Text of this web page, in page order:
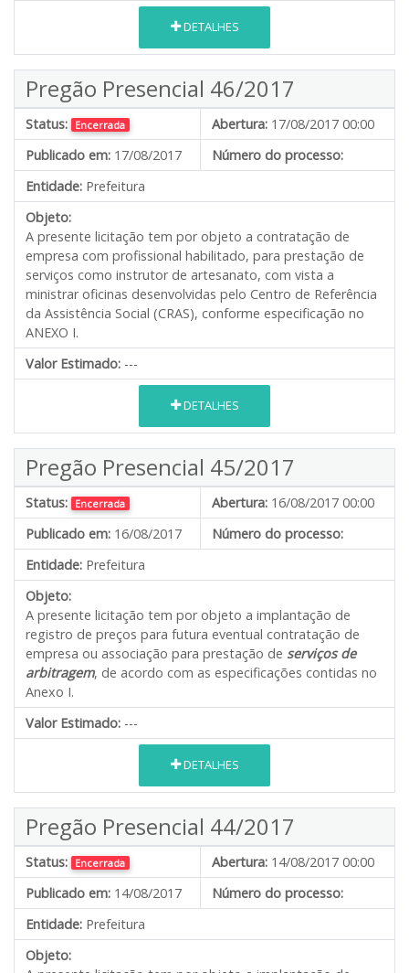
DETALHES
Pregão Presencial 46/2017
Status: Encerrada Abertura: 17/08/2017 00:00
Publicado em: 17/08/2017
Número do processo:
Entidade: Prefeitura
Objeto:
A presente licitação tem por objeto a contratação de
empresa com profissional habilitado, para prestação de
serviços como instrutor de artesanato, com vista a
ministrar oficinas desenvolvidas pelo Centro de Referência
da Assistência Social (CRAS), conforme especificação no
ANEXO I.
Valor Estimado: ---
DETALHES
Pregão Presencial 45/2017
Status: Encerrada Abertura: 16/08/2017 00:00
Publicado em: 16/08/2017
Número do processo:
Entidade: Prefeitura
Objeto:
A presente licitação tem por objeto a implantação de
registro de preços para futura eventual contratação de
empresa ou associação para prestação de serviços de
arbitragem, de acordo com as especificações contidas no
Anexo I.
Valor Estimado: ---
DETALHES
Pregão Presencial 44/2017
Status: Encerrada Abertura: 14/08/2017 00:00
Publicado em: 14/08/2017
Número do processo:
Entidade: Prefeitura
Objeto: